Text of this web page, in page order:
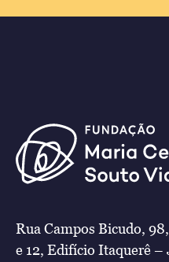
Rua Campos Bicudo,
e 12, Edifício Itaquerê –